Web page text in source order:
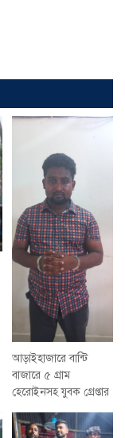
আড়াইহাজারে বান্টি
বাজারে ৫ গ্রাম
হেরোইনসহ যুবক গ্রেপ্তার